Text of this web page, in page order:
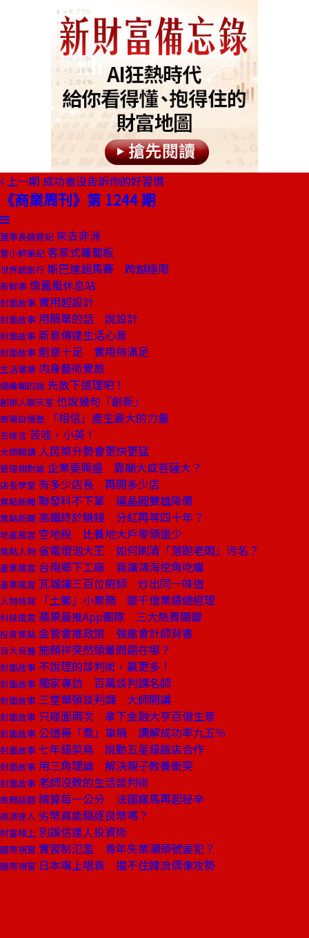
上一期 成功者沒告訴你的好習慣
《商業周刊》第 1244 期
董事長嬉遊記 來去非洲
嘗小鮮筆記 客家式蘿蔔板
世界超旅行 斯巴達超馬賽 跨越極限
新鮮事 懷舊風休息站
封面故事 實用超設計
封面故事 用簡單的話 說設計
封面故事 新意傳達生活心意
封面故事 創意十足 實用待滿足
生活書摘 肉身藝術覺旅
總編輯的話 先放下道理吧！
創辦人聊天室 也說幾句「創新」
商場自慢塾 「相信」產生最大的力量
去梯言 苦哇，小英！
大師開講 人民幣升勢會更快更猛
管理相對論 企業要興盛 靠廟大或菩薩大？
店長學堂 有多少店長 再開多少店
焦點新聞 聯發科不下單 逼晶圓雙雄降價
焦點新聞 高鐵終於賺錢 分紅再等四十年？
地產風雲 空地稅 比養地大戶零頭還少
焦點人物 省電燈泡大王 如何刷清「落跑老闆」污名？
產業風雲 台南鄉下工廠 竟讓鴻海挖角吃癟
產業風雲 瓦城讓三百位廚師 炒出同一味道
人物特寫 「土鱉」小業務 變千億業績總經理
科技風雲 蘋果最推App團隊 三大熱賣關鍵
投資焦點 金管會推政策 強邀會計師背書
百大良醫 施顏祥突然頭暈問題在哪？
封面故事 不說理的談判術，贏更多！
封面故事 獨家專訪 百萬談判課名師
封面故事 三堂華頓談判課 大師開講
封面故事 只碰面兩次 拿下金融大亨百億生意
封面故事 公道哥「喬」車禍 調解成功率九五％
封面故事 七年級菜鳥 說動五星級飯店合作
封面故事 用三角理論 解決親子教養衝突
封面故事 老師沒教的生活談判術
商周話題 精算每一公分 法國瘋馬再起秘辛
經濟達人 劣幣真能驅逐良幣嗎？
財富線上 別誤信達人投資術
國際視窗 實習制氾濫 青年失業潮頭號要犯？
國際視窗 日本嘴上唱衰 擋不住韓流偶像攻勢